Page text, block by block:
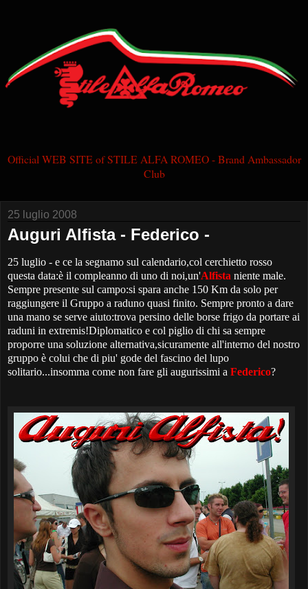
Official WEB SITE of STILE ALFA ROMEO - Brand Ambassador
Club
25 luglio 2008
Auguri Alfista - Federico -
25 luglio - e ce la segnamo sul calendario,col cerchietto rosso
questa data:è il compleanno di uno di noi,un'Alfista niente male.
Sempre presente sul campo:si spara anche 150 Km da solo per
raggiungere il Gruppo a raduno quasi finito. Sempre pronto a dare
una mano se serve aiuto:trova persino delle borse frigo da portare ai
raduni in extremis!Diplomatico e col piglio di chi sa sempre
proporre una soluzione alternativa,sicuramente all'interno del nostro
gruppo è colui che di piu' gode del fascino del lupo
solitario...insomma come non fare gli augurissimi a Federico?